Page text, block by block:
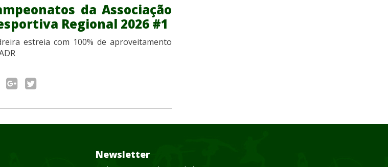
da Associação
Regional 2026 #1
estreia com 100% de aproveitamento
Newsletter